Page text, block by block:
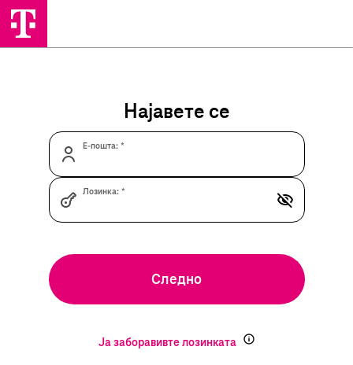
Најавете се
Е-пошта:
Лозинка:
Следно
Ја заборавивте лозинката